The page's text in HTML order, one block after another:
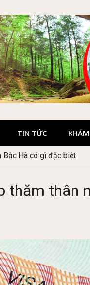
TIN TỨC
Bắc Hà có gì đặc biệt
thăm thân